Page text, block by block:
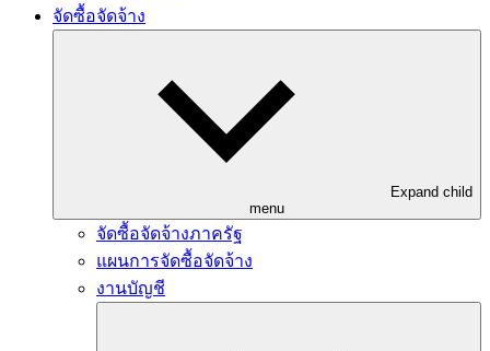
จัดซื้อจัดจ้าง
Expand child
menu
จัดซื้อจัดจ้างภาครัฐ
แผนการจัดซื้อจัดจ้าง
งานบัญชี